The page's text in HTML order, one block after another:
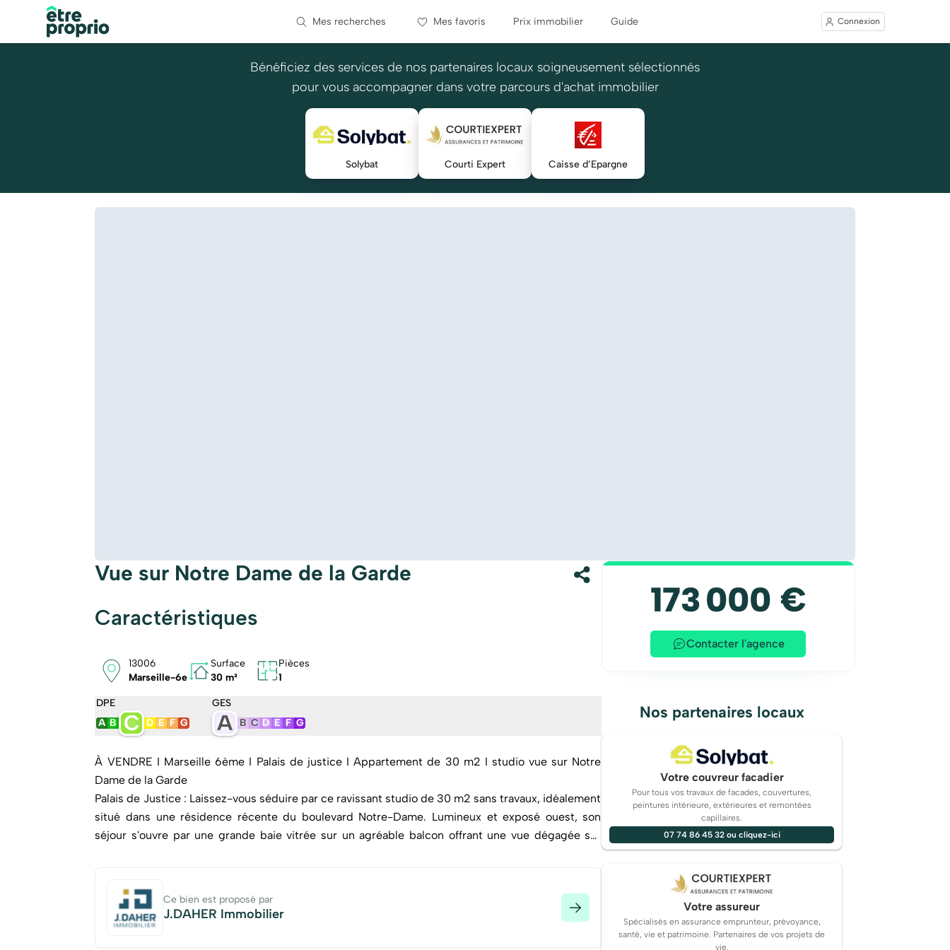
Mes recherches Mes favoris Prix immobilier Guide Connexion
Bénéficiez des services de nos partenaires locaux soigneusement sélectionnés
pour vous accompagner dans votre parcours d'achat immobilier
Solybat Courti Expert Caisse d’Epargne
Vue sur Notre Dame de la Garde
Caractéristiques
13006
Marseille-6e
Surface
30 m²
Pièces
1
DPE
A B C D E F G
GES
A B C D E F G
À VENDRE I Marseille 6ème I Palais de justice I Appartement de 30 m2 I studio vue sur Notre
Dame de la Garde
Palais de Justice : Laissez-vous séduire par ce ravissant studio de 30 m2 sans travaux, idéalement
situé dans une résidence récente du boulevard Notre-Dame. Lumineux et exposé ouest, son
séjour s'ouvre par une grande baie vitrée sur un agréable balcon offrant une vue dégagée sur
salon avec cuisine américaine aménagée, un espace nuit astucieusement séparé par un rideau,
ainsi qu'une salle d'eau avec WC. Niché dans un secteur recherché à deux pas du Vieux-Port, des
transports et des commerces, ce bien clé en main. Charges mensuelles de 95 € (chauffage
inclus) et taxe foncière de 827 €. Contact : Jérôme Daher [Coordonnées masquées] ou Agence -
Ce bien est proposé par
J.DAHER Immobilier
173 000 €
Contacter l'agence
Nos partenaires locaux
Votre couvreur facadier
Pour tous vos travaux de facades, couvertures,
peintures intérieure, extérieures et remontées
capillaires.
07 74 86 45 32 ou cliquez-ici
Votre assureur
Spécialisés en assurance emprunteur, prévoyance,
santé, vie et patrimoine. Partenaires de vos projets de
vie.